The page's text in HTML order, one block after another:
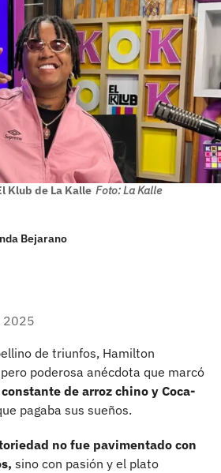
Klub de La Kalle Foto: La Kalle
Bejarano
2025
de triunfos, Hamilton
poderosa anécdota que marcó
de arroz chino y Coca-
pagaba sus sueños.
no fue pavimentado con
sino con pasión y el plato